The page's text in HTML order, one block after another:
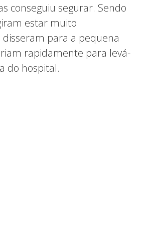
conseguiu segurar. Sendo
estar muito
para a pequena
rapidamente para levá-
do hospital.